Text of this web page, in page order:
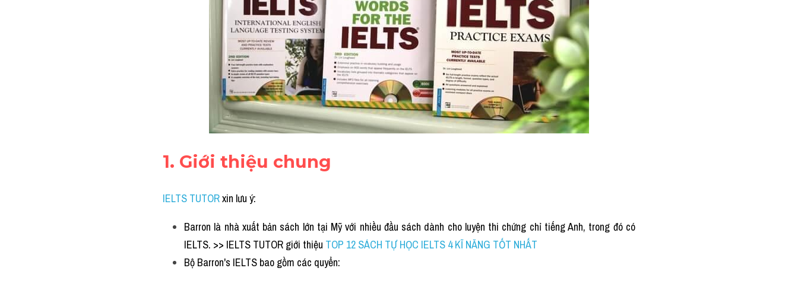
1. Giới thiệu chung
IELTS TUTORxin lưu ý:
Barron là nhà xuất bản sách lớn tại Mỹ với nhiều đầu sách dành cho luyện thi chứng chỉ tiếng Anh, trong đó có
IELTS. >> IELTS TUTOR giới thiệu TOP 12 SÁCH TỰ HỌC IELTS 4 KĨ NĂNG TỐT NHẤT
Bộ Barron's IELTS bao gồm các quyển: